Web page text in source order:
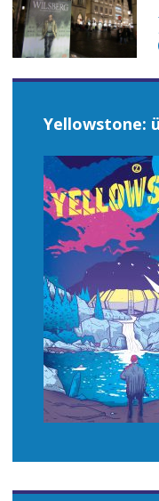
Yellowstone: